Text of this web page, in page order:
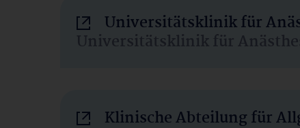
Universitätsklinik für
Universitätsklinik für
Klinische Abteilung für